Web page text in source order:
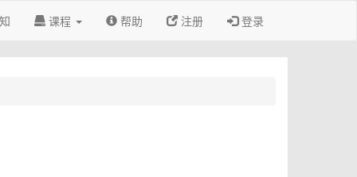
课程 帮助 注册 登录